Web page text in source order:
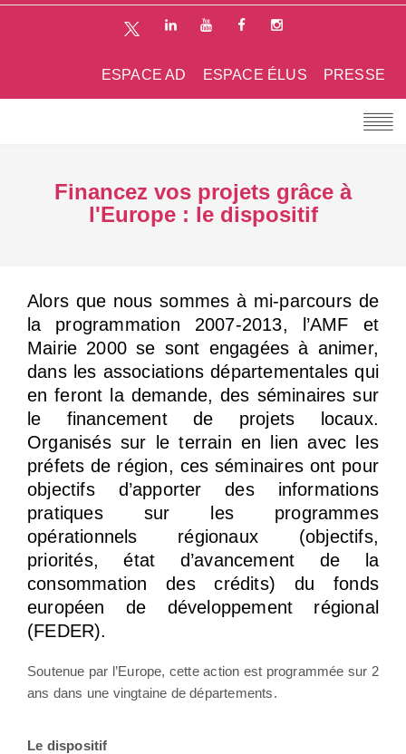
PRESSE
ESPACE ÉLUS
ESPACE AD
Financez vos projets grâce à
l'Europe : le dispositif
Alors que nous sommes à mi-parcours de
la programmation 2007-2013, l’AMF et
Mairie 2000 se sont engagées à animer,
dans les associations départementales qui
en feront la demande, des séminaires sur
le financement de projets locaux.
Organisés sur le terrain en lien avec les
préfets de région, ces séminaires ont pour
objectifs d’apporter des informations
pratiques sur les programmes
opérationnels régionaux (objectifs,
priorités, état d’avancement de la
consommation des crédits) du fonds
européen de développement régional
(FEDER).
Soutenue par l’Europe, cette action est programmée sur 2
ans dans une vingtaine de départements.
Le dispositif